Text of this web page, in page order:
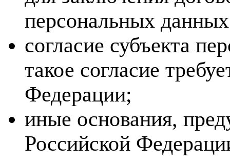
персональных
согласие субъекта
такое согласие
Федерации;
иные основания,
Российской